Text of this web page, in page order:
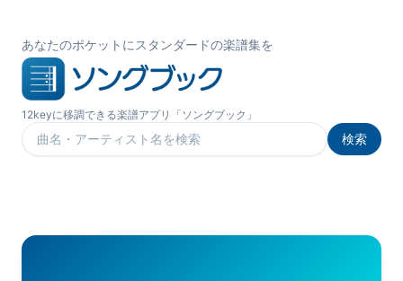
あなたのポケットにスタンダードの楽譜集を
12keyに移調できる楽譜アプリ「ソングブック」
楽曲を検索
検索